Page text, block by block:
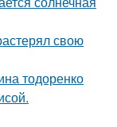
свою
тодоренко